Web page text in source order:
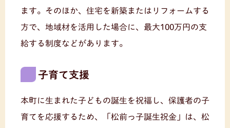
ます。そのほか、住宅を新築またはリフォームする
方で、地域材を活用した場合に、最大100万円の支
給する制度などがあります。
子育て支援
本町に生まれた子どもの誕生を祝福し、保護者の子
育てを応援するため、「松前っ子誕生祝金」は、松